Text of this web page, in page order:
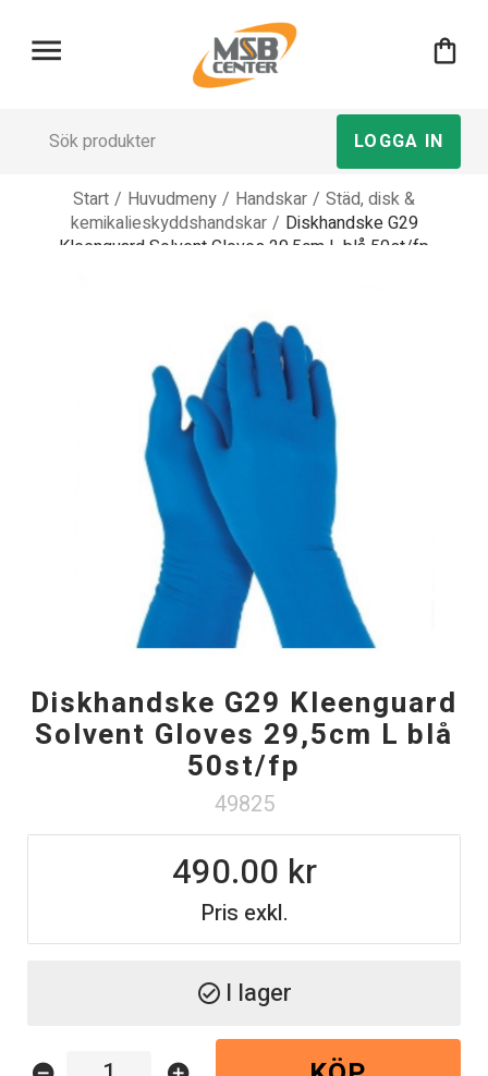
menu shopping_bag
LOGGA IN
Start / Huvudmeny / Handskar / Städ, disk &
kemikalieskyddshandskar / Diskhandske G29
Kleenguard Solvent Gloves 29,5cm L blå 50st/fp
Diskhandske G29 Kleenguard
Solvent Gloves 29,5cm L blå
50st/fp
49825
Pris exkl.
490.00
check_circle I lager